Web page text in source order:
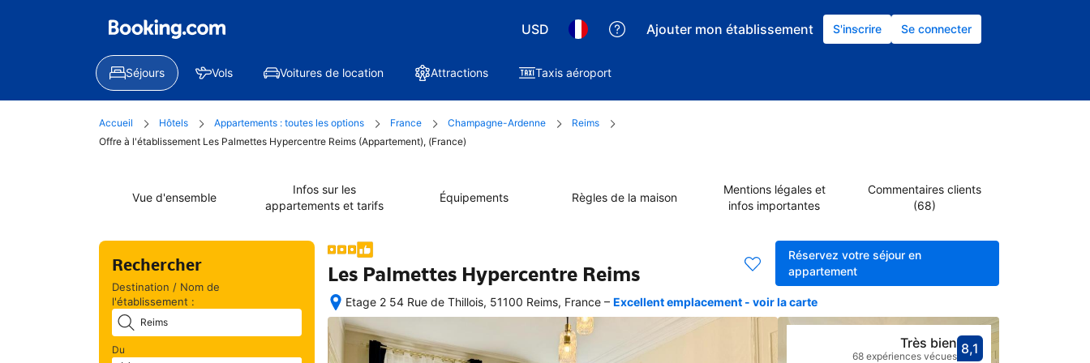
USD Ajouter mon établissement S'inscrire Se connecter
Séjours Vols Voitures de location Attractions Taxis aéroport
Accueil Hôtels Appartements : toutes les options France Champagne-Ardenne
Reims
Offre à l'établissement Les Palmettes Hypercentre Reims (Appartement), (France)
Vue d'ensemble
Infos sur les
appartements et tarifs
Équipements Règles de la maison
Mentions légales et
infos importantes
Commentaires clients
(68)
Rechercher
Destination / Nom de
l'établissement :
Du
Réservez votre séjour en
appartement
Les Palmettes Hypercentre Reims
Etage 2 54 Rue de Thillois, 51100 Reims, France
Excellente
situation
– Excellent emplacement - voir la carte
Avec une
8,1 très bien
Très bien
68 expériences vécues